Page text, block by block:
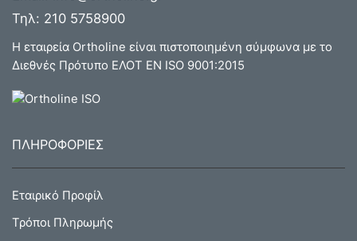
Τηλ: 210 5758900
Η εταιρεία Ortholine είναι πιστοποιημένη σύμφωνα με το
Διεθνές Πρότυπο ΕΛΟΤ ΕΝ ISO 9001:2015
ΠΛΗΡΟΦΟΡΙΕΣ
Εταιρικό Προφίλ
Τρόποι Πληρωμής